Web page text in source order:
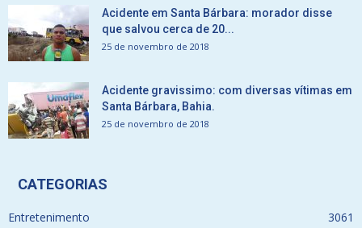
Acidente em Santa Bárbara: morador disse
que salvou cerca de 20...
25 de novembro de 2018
Acidente gravissimo: com diversas vítimas em
Santa Bárbara, Bahia.
25 de novembro de 2018
CATEGORIAS
Entretenimento 3061